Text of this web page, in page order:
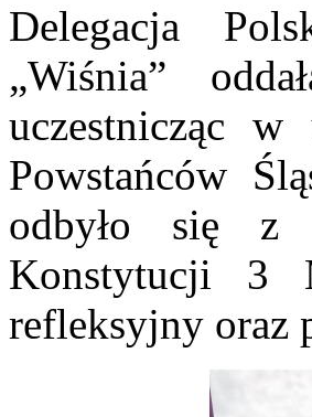
Delegacja
„Wiśnia”
uczestnicząc
Powstańców
odbyło się z
Konstytucji 3
refleksyjny oraz